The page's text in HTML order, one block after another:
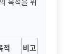
필요에
하고 있습
시 까지 보
등은 관련
적 비고